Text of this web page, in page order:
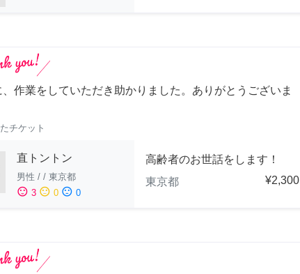
作業をしていただき助かりました。ありがとうございま
チケット
直トントン
男性 / / 東京都
sentiment_satisfied 3 sentiment_neutral 0 sentiment_dissatisfied 0
高齢者のお世話をします！
東京都
¥2,300